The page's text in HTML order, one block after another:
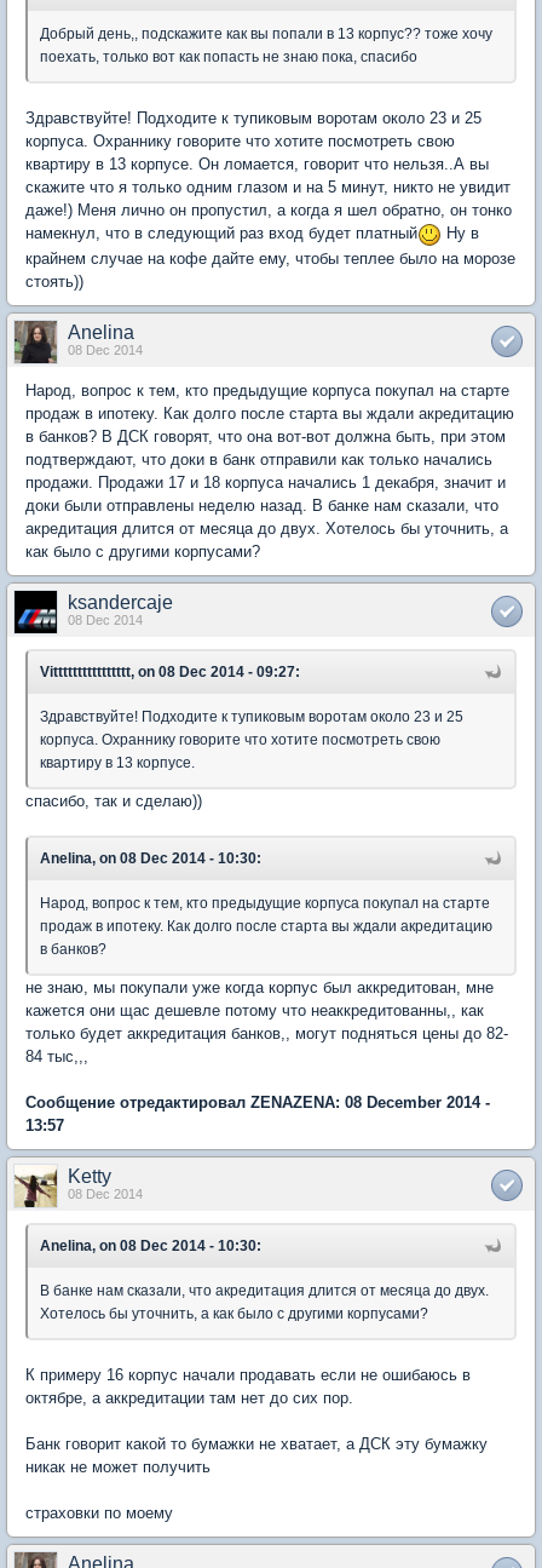
Добрый день,, подскажите как вы попали в 13 корпус?? тоже хочу
поехать, только вот как попасть не знаю пока, спасибо
Здравствуйте! Подходите к тупиковым воротам около 23 и 25
корпуса. Охраннику говорите что хотите посмотреть свою
квартиру в 13 корпусе. Он ломается, говорит что нельзя..А вы
скажите что я только одним глазом и на 5 минут, никто не увидит
даже!) Меня лично он пропустил, а когда я шел обратно, он тонко
намекнул, что в следующий раз вход будет платный
Ну в
крайнем случае на кофе дайте ему, чтобы теплее было на морозе
стоять))
Anelina
08 Dec 2014
Народ, вопрос к тем, кто предыдущие корпуса покупал на старте
продаж в ипотеку. Как долго после старта вы ждали акредитацию
в банков? В ДСК говорят, что она вот-вот должна быть, при этом
подтверждают, что доки в банк отправили как только начались
продажи. Продажи 17 и 18 корпуса начались 1 декабря, значит и
доки были отправлены неделю назад. В банке нам сказали, что
акредитация длится от месяца до двух. Хотелось бы уточнить, а
как было с другими корпусами?
ksandercaje
08 Dec 2014
Vitttttttttttttttt, on 08 Dec 2014 - 09:27:
Здравствуйте! Подходите к тупиковым воротам около 23 и 25
корпуса. Охраннику говорите что хотите посмотреть свою
квартиру в 13 корпусе.
спасибо, так и сделаю))
Anelina, on 08 Dec 2014 - 10:30:
Народ, вопрос к тем, кто предыдущие корпуса покупал на старте
продаж в ипотеку. Как долго после старта вы ждали акредитацию
в банков?
не знаю, мы покупали уже когда корпус был аккредитован, мне
кажется они щас дешевле потому что неаккредитованны,, как
только будет аккредитация банков,, могут подняться цены до 82-
84 тыс,,,
Сообщение отредактировал ZENAZENA: 08 December 2014 -
13:57
Ketty
08 Dec 2014
Anelina, on 08 Dec 2014 - 10:30:
В банке нам сказали, что акредитация длится от месяца до двух.
Хотелось бы уточнить, а как было с другими корпусами?
К примеру 16 корпус начали продавать если не ошибаюсь в
октябре, а аккредитации там нет до сих пор.
Банк говорит какой то бумажки не хватает, а ДСК эту бумажку
никак не может получить
страховки по моему
Anelina